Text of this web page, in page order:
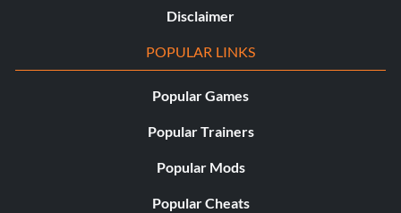
Disclaimer
POPULAR LINKS
Popular Games
Popular Trainers
Popular Mods
Popular Cheats